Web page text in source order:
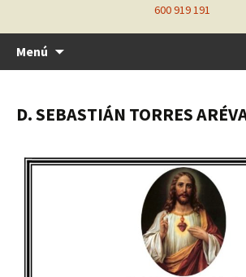
600 919 191
Menú
D. SEBASTIÁN TORRES